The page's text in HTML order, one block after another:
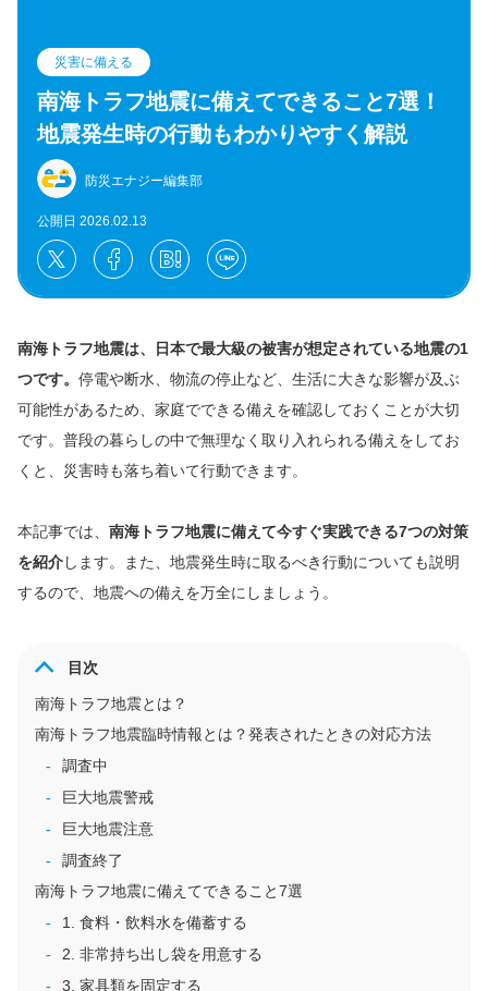
災害に備える
南海トラフ地震に備えてできること7選！
地震発生時の行動もわかりやすく解説
防災エナジー編集部
公開日 2026.02.13
南海トラフ地震は、日本で最大級の被害が想定されている地震の1
つです。 停電や断水、物流の停止など、生活に大きな影響が及ぶ
可能性があるため、家庭でできる備えを確認しておくことが大切
です。普段の暮らしの中で無理なく取り入れられる備えをしてお
くと、災害時も落ち着いて行動できます。
本記事では、 南海トラフ地震に備えて今すぐ実践できる7つの対策
を紹介します。また、地震発生時に取るべき行動についても説明
するので、地震への備えを万全にしましょう。
目次
南海トラフ地震とは？
南海トラフ地震臨時情報とは？発表されたときの対応方法
調査中
巨大地震警戒
巨大地震注意
調査終了
南海トラフ地震に備えてできること7選
1. 食料・飲料水を備蓄する
2. 非常持ち出し袋を用意する
3. 家具類を固定する